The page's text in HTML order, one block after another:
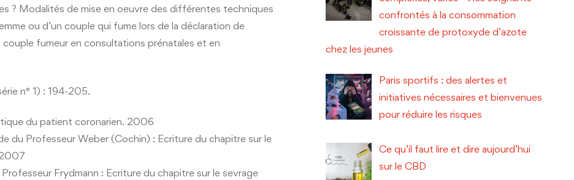
? Modalités de mise en oeuvre des différentes techniques
ou d’un couple qui fume lors de la déclaration de
couple fumeur en consultations prénatales et en
n° 1) : 194-205.
du patient coronarien. 2006
du Professeur Weber (Cochin) : Ecriture du chapitre sur le
Frydmann : Ecriture du chapitre sur le sevrage
confrontés à la consommation
croissante de protoxyde d’azote
chez les jeunes
Paris sportifs : des alertes et
initiatives nécessaires et bienvenues
pour réduire les risques
Ce qu’il faut lire et dire aujourd’hui
sur le CBD